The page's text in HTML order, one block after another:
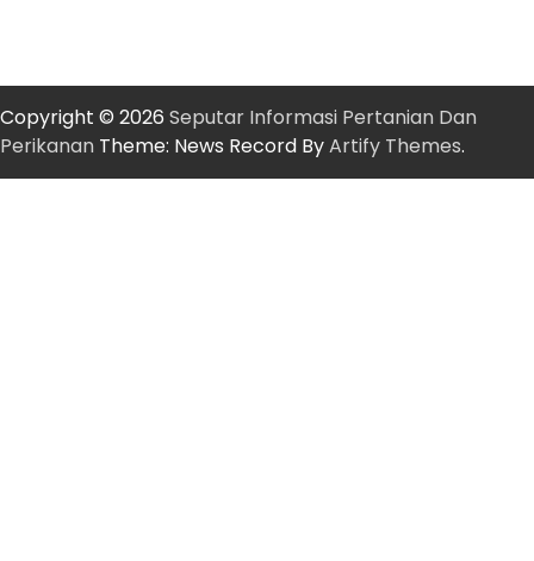
Copyright © 2026 Seputar Informasi Pertanian Dan
Perikanan Theme: News Record ByArtify Themes.